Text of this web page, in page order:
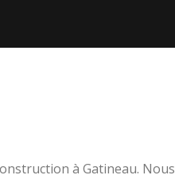
à Gatineau. Nous